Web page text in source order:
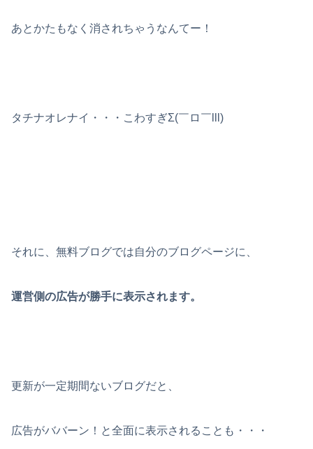
あとかたもなく消されちゃうなんてー！
タチナオレナイ・・・こわすぎΣ(￣ロ￣lll)
それに、無料ブログでは自分のブログページに、
運営側の広告が勝手に表示されます。
更新が一定期間ないブログだと、
広告がババーン！と全面に表示されることも・・・